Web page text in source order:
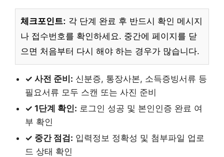
체크포인트: 각 단계 완료 후 반드시 확인 메시지
나 접수번호를 확인하세요. 중간에 페이지를 닫
으면 처음부터 다시 해야 하는 경우가 많습니다.
✓ 사전 준비: 신분증, 통장사본, 소득증빙서류 등
필요서류 모두 스캔 또는 사진 준비
✓ 1단계 확인: 로그인 성공 및 본인인증 완료 여
부 확인
✓ 중간 점검: 입력정보 정확성 및 첨부파일 업로
드 상태 확인